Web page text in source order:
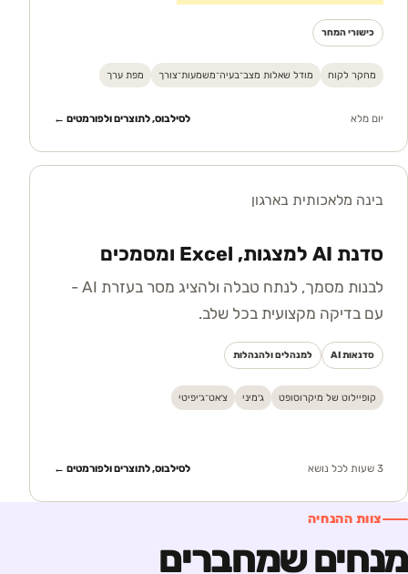
כישורי המחר
מחקר לקוח מודל שאלות מצב־בעיה־משמעות־צורך מפת ערך
יום מלא לסילבוס, לתוצרים ולפורמטים ←
בינה מלאכותית בארגון
סדנת AI למצגות, Excel ומסמכים
לבנות מסמך, לנתח טבלה ולהציג מסר בעזרת AI -
עם בדיקה מקצועית בכל שלב.
סדנאות AI למנהלים ולהנהלות
קופיילוט של מיקרוסופט ג׳מיני צ׳אט־ג׳יפיטי
3 שעות לכל נושא לסילבוס, לתוצרים ולפורמטים ←
צוות ההנחיה
מנחים שמחברים